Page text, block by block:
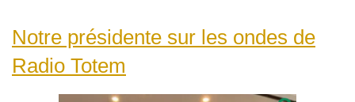
Notre présidente sur les ondes de
Radio Totem